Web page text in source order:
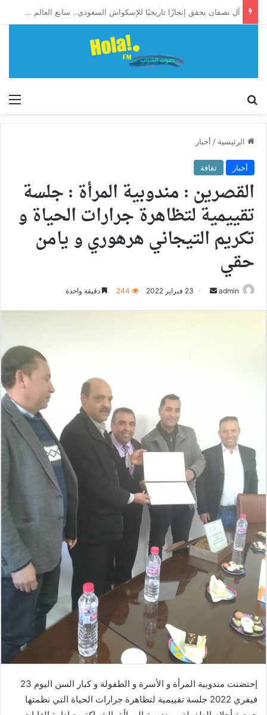
آل نصفان يحقق إنجازًا تاريخيًا للإسكواش السعودي.. سابع العالم وأول آسيوي يبلغ ربع نهائي بطولة العالم للشباب
الرئيسية / أخبار
أخبار ثقافة
القصرين : مندوبية المرأة : جلسة
تقييمية لتظاهرة جرارات الحياة و
تكريم التيجاني هرهوري و يامن
حقي
admin
أرسل 23 فبراير 2022 244 دقيقة واحدة
إحتضنت مندوبية المرأة و الأسرة و الطفولة و كبار السن اليوم 23
فيفري 2022 جلسة تقييمية لتظاهرة جرارات الحياة التي نظمتها